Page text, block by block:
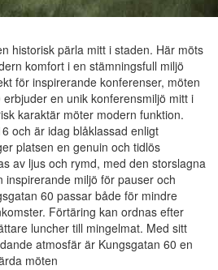
historisk pärla mitt i staden. Här möts
komfort i en stämningsfull miljö
för inspirerande konferenser, möten
en unik konferensmiljö mitt i
karaktär möter modern funktion.
och är idag blåklassad enligt
platsen en genuin och tidlös
av ljus och rymd, med den storslagna
inspirerande miljö för pauser och
60 passar både för mindre
Förtäring kan ordnas efter
luncher till mingelmat. Med sitt
atmosfär är Kungsgatan 60 en
möten